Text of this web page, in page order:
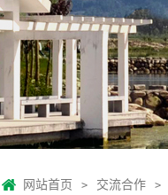
网站首页 > 交流合作 >